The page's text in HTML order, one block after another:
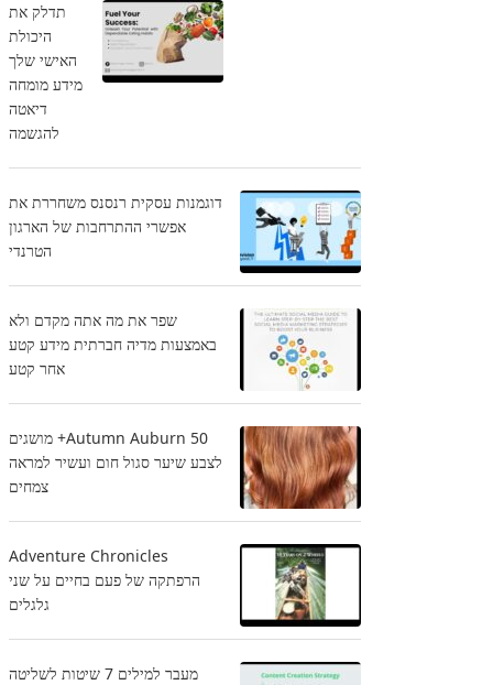
תדלק את
היכולת
האישי שלך
מידע מומחה
דיאטה
להגשמה
דוגמנות עסקית רנסנס משחררת את
אפשרי ההתרחבות של הארגון
הטרנדי
שפר את מה אתה מקדם ולא
באמצעות מדיה חברתית מידע קטע
אחר קטע
Autumn Auburn 50+ מושגים
לצבע שיער סגול חום ועשיר למראה
צמחים
Adventure Chronicles
הרפתקה של פעם בחיים על שני
גלגלים
מעבר למילים 7 שיטות לשליטה